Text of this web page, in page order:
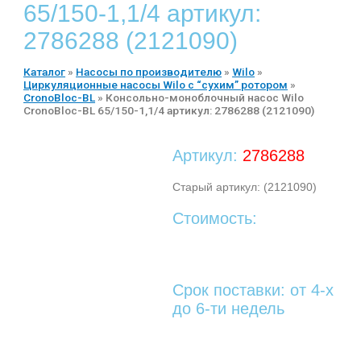
65/150-1,1/4 артикул:
2786288 (2121090)
Каталог » Насосы по производителю »Wilo »
Циркуляционные насосы Wilo с “сухим” ротором »
CronoBloc-BL » Консольно-моноблочный насос Wilo
CronoBloc-BL 65/150-1,1/4 артикул: 2786288 (2121090)
Артикул: 2786288
Старый артикул: (2121090)
Стоимость:
Срок поставки: от 4-х
до 6-ти недель